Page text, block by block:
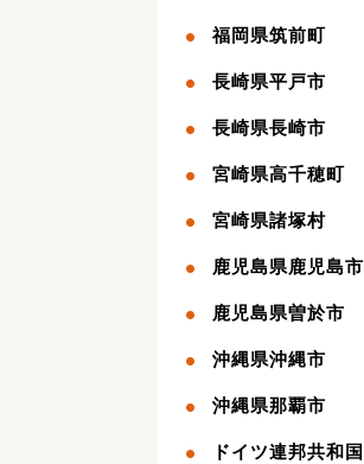
福岡県筑前町
長崎県平戸市
長崎県長崎市
宮崎県高千穂町
宮崎県諸塚村
鹿児島県鹿児島市
鹿児島県曽於市
沖縄県沖縄市
沖縄県那覇市
ドイツ連邦共和国